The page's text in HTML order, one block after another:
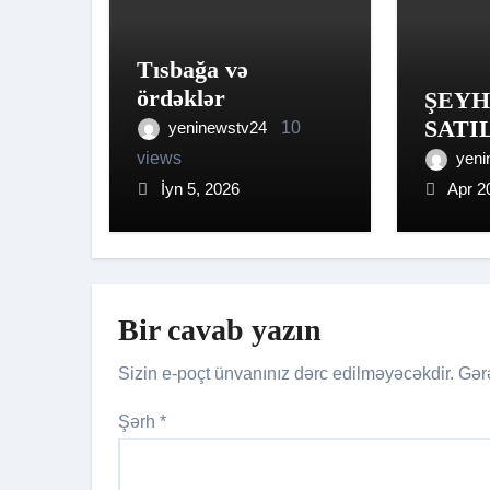
Tısbağa və
ördəklər
yeninewstv24
10
views
İyn 5, 2026
Apr
Bir cavab yazın
Sizin e-poçt ünvanınız dərc edilməyəcəkdir.
Şərh *